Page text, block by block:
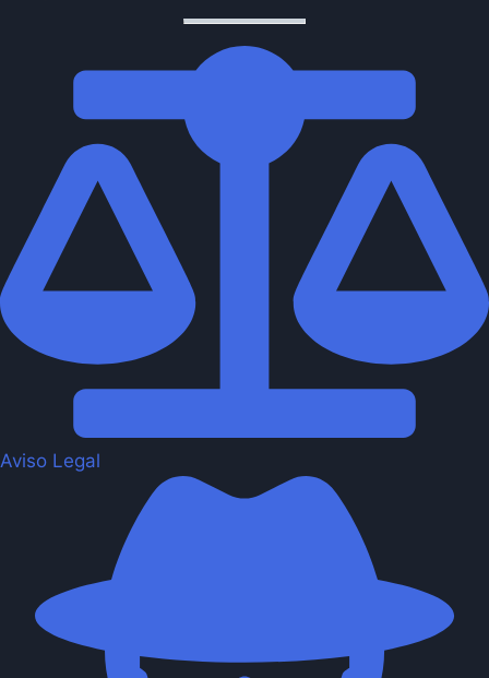
Aviso Legal